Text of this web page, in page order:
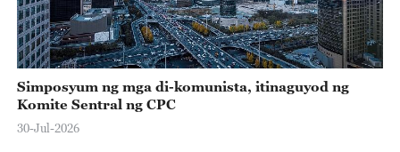
Simposyum ng mga di-komunista, itinaguyod ng
Komite Sentral ng CPC
30-Jul-2026